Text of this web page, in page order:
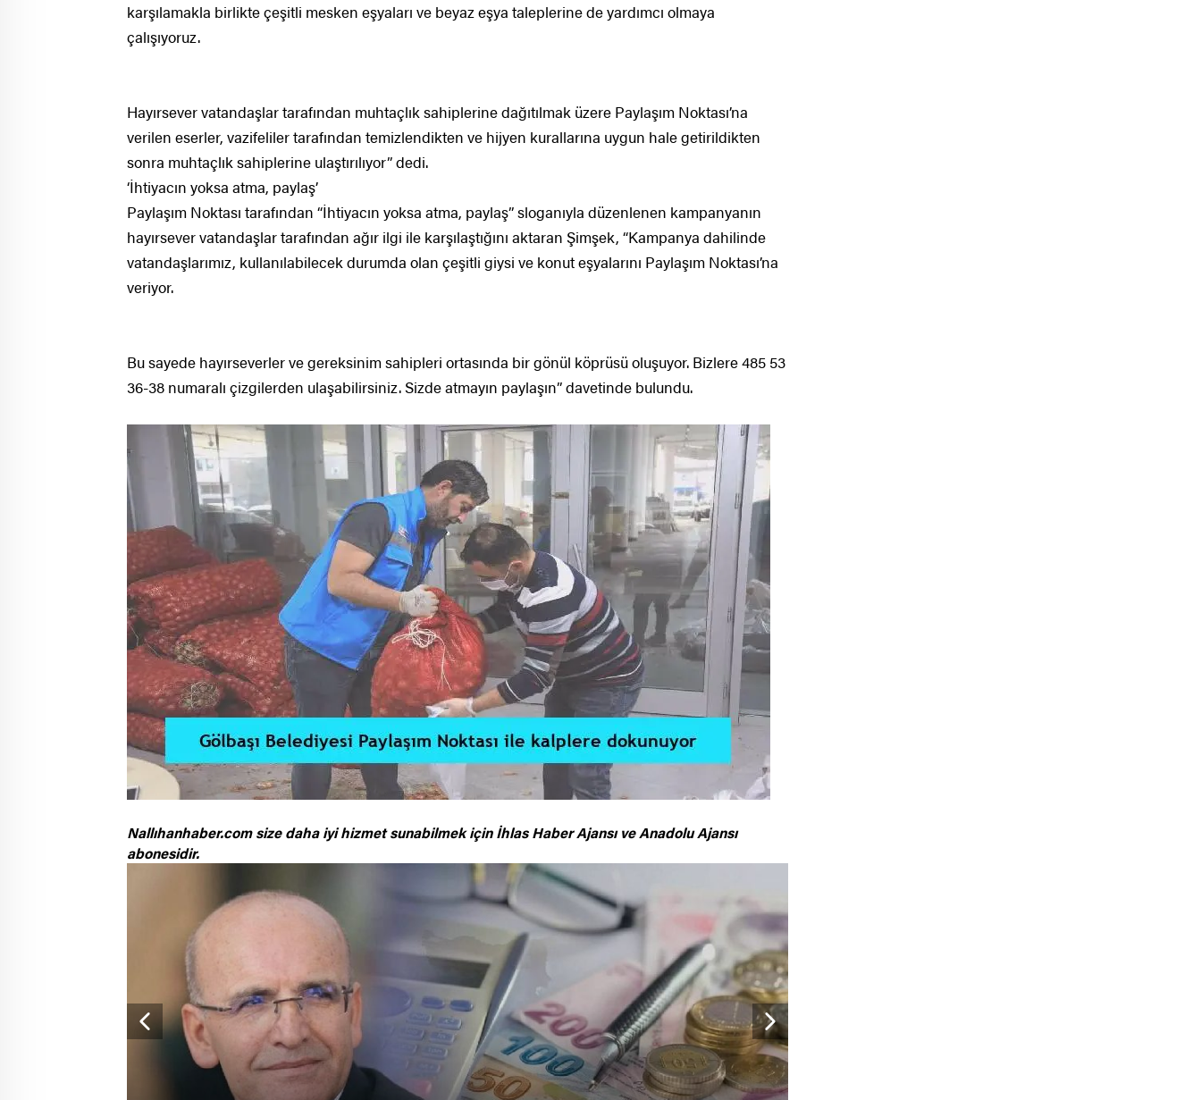
karşılamakla birlikte çeşitli mesken eşyaları ve beyaz eşya taleplerine de yardımcı olmaya
çalışıyoruz.
Hayırsever vatandaşlar tarafından muhtaçlık sahiplerine dağıtılmak üzere Paylaşım Noktası’na
verilen eserler, vazifeliler tarafından temizlendikten ve hijyen kurallarına uygun hale getirildikten
sonra muhtaçlık sahiplerine ulaştırılıyor” dedi.
‘İhtiyacın yoksa atma, paylaş’
Paylaşım Noktası tarafından “İhtiyacın yoksa atma, paylaş” sloganıyla düzenlenen kampanyanın
hayırsever vatandaşlar tarafından ağır ilgi ile karşılaştığını aktaran Şimşek, “Kampanya dahilinde
vatandaşlarımız, kullanılabilecek durumda olan çeşitli giysi ve konut eşyalarını Paylaşım Noktası’na
veriyor.
Bu sayede hayırseverler ve gereksinim sahipleri ortasında bir gönül köprüsü oluşuyor. Bizlere 485 53
36-38 numaralı çizgilerden ulaşabilirsiniz. Sizde atmayın paylaşın” davetinde bulundu.
Nallıhanhaber.com size daha iyi hizmet sunabilmek için İhlas Haber Ajansı ve Anadolu Ajansı
abonesidir.